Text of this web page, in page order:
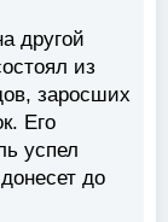
другой
из
заросших
Его
успел
до